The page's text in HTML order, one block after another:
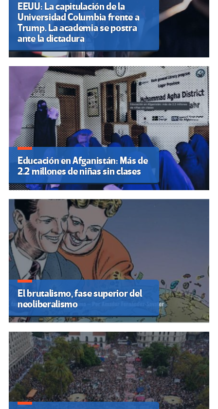
EEUU: La capitulación de la
Universidad Columbia frente a
Trump. La academia se postra
ante la dictadura
Educación en Afganistán: Más de
2.2 millones de niñas sin clases
El brutalismo, fase superior del
neoliberalismo